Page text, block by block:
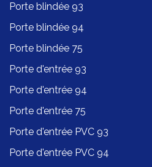
Porte blindée 93
Porte blindée 94
Porte blindée 75
Porte d'entrée 93
Porte d'entrée 94
Porte d'entrée 75
Porte d'entrée PVC 93
Porte d'entrée PVC 94